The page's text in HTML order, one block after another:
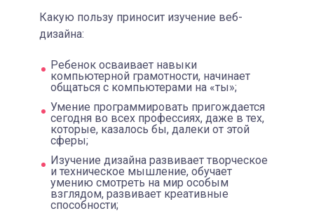
Какую пользу приносит изучение веб-
дизайна:
Ребенок осваивает навыки
компьютерной грамотности, начинает
общаться с компьютерами на «ты»;
Умение программировать пригождается
сегодня во всех профессиях, даже в тех,
которые, казалось бы, далеки от этой
сферы;
Изучение дизайна развивает творческое
и техническое мышление, обучает
умению смотреть на мир особым
взглядом, развивает креативные
способности;